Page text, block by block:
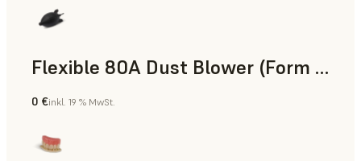
Flexible 80A Dust Blower (Form 4)
0 €inkl. 19 % MwSt.